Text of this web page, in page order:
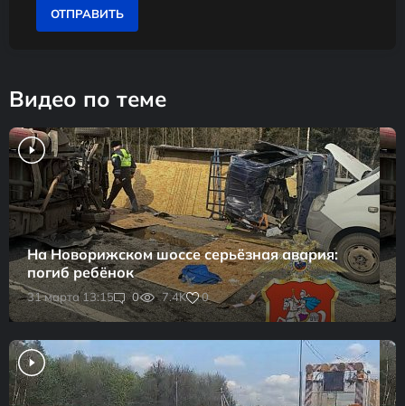
ОТПРАВИТЬ
Видео по теме
31 марта 13:15 0 7.4K 0
На Новорижском шоссе серьёзная авария:
погиб ребёнок